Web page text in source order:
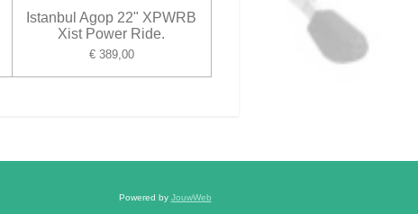
Istanbul Agop 22" XPWRB
Xist Power Ride.
€ 389,00
Powered by JouwWeb